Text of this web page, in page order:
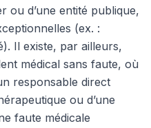
ou d’une entité publique,
(ex. :
Il existe, par ailleurs,
médical sans faute, où
responsable direct
ou d’une
faute médicale